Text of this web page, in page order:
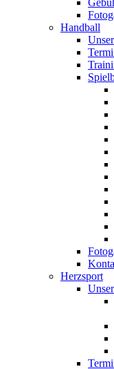
Handball
Herzsport